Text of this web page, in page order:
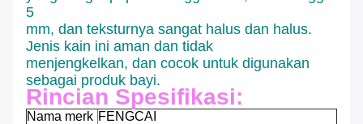
5
mm, dan teksturnya sangat halus dan halus.
Jenis kain ini aman dan tidak
menjengkelkan, dan cocok untuk digunakan
sebagai produk bayi.
Rincian Spesifikasi:
Nama merk FENGCAI